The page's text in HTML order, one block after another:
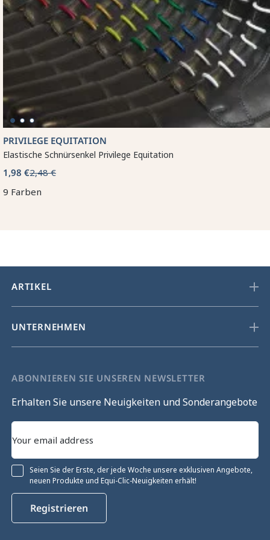
PRIVILEGE EQUITATION
Elastische Schnürsenkel Privilege Equitation
1,98 €2,48 €
9 Farben
ARTIKEL
UNTERNEHMEN
ABONNIEREN SIE UNSEREN NEWSLETTER
Erhalten Sie unsere Neuigkeiten und Sonderangebote
Seien Sie der Erste, der jede Woche unsere exklusiven Angebote,
neuen Produkte und Equi-Clic-Neuigkeiten erhält!
Registrieren